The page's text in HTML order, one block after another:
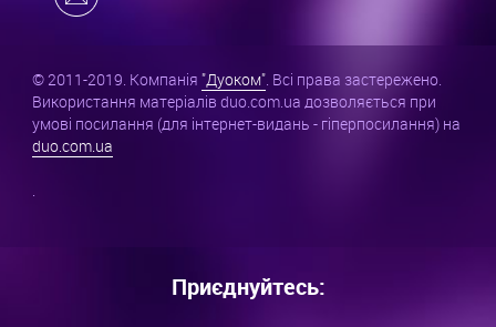
© 2011-2019. Компанія "Дуоком". Всі права застережено.
Використання матеріалів duo.com.ua дозволяється при
умові посилання (для інтернет-видань - гіперпосилання) на
duo.com.ua
.
Приєднуйтесь: